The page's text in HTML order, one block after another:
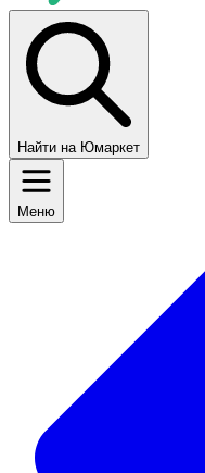
Найти на Юмаркет
Меню